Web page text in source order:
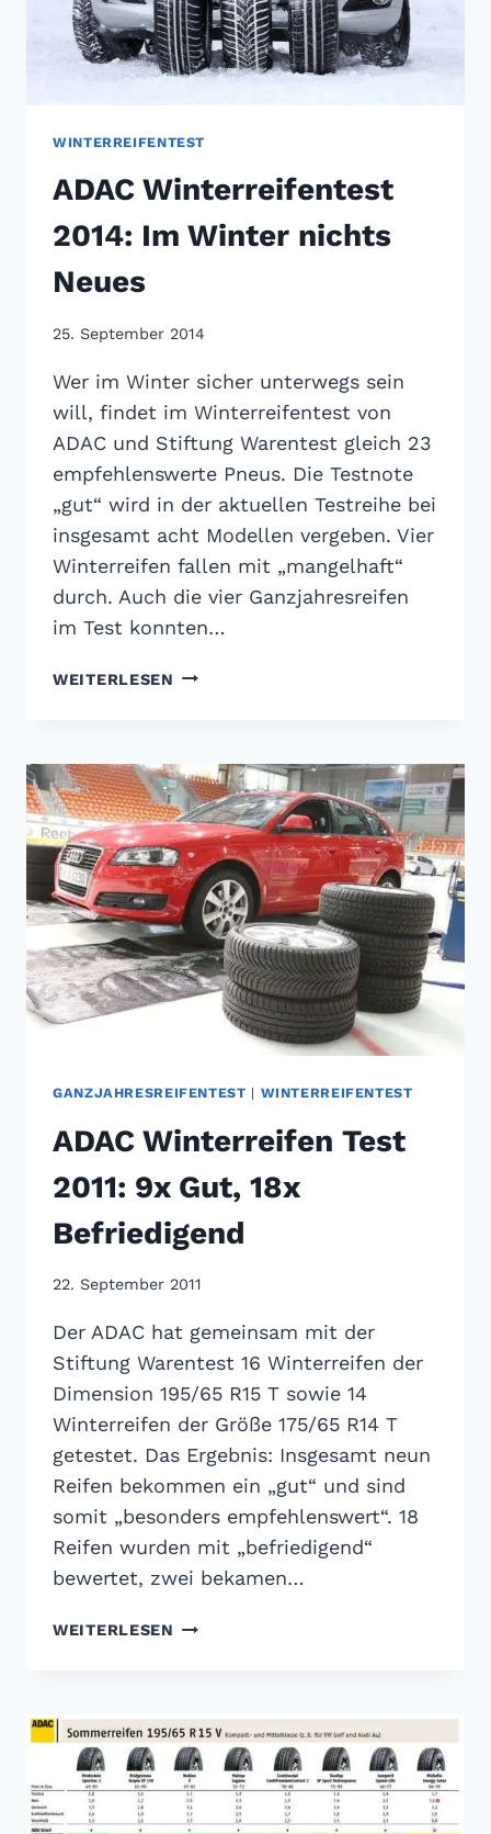
WINTERREIFENTEST
ADAC Winterreifentest
2014: Im Winter nichts
Neues
25. September 2014
Wer im Winter sicher unterwegs sein
will, findet im Winterreifentest von
ADAC und Stiftung Warentest gleich 23
empfehlenswerte Pneus. Die Testnote
„gut“ wird in der aktuellen Testreihe bei
insgesamt acht Modellen vergeben. Vier
Winterreifen fallen mit „mangelhaft“
durch. Auch die vier Ganzjahresreifen
im Test konnten…
WEITERLESEN ADAC
WINTER
NICHTS
NEUES
GANZJAHRESREIFENTEST | WINTERREIFENTEST
ADAC Winterreifen Test
2011: 9x Gut, 18x
Befriedigend
22. September 2011
Der ADAC hat gemeinsam mit der
Stiftung Warentest 16 Winterreifen der
Dimension 195/65 R15 T sowie 14
Winterreifen der Größe 175/65 R14 T
getestet. Das Ergebnis: Insgesamt neun
Reifen bekommen ein „gut“ und sind
somit „besonders empfehlenswert“. 18
Reifen wurden mit „befriedigend“
bewertet, zwei bekamen…
WEITERLESEN ADAC
9X
GUT,
18X
BEFRIEDIGEND